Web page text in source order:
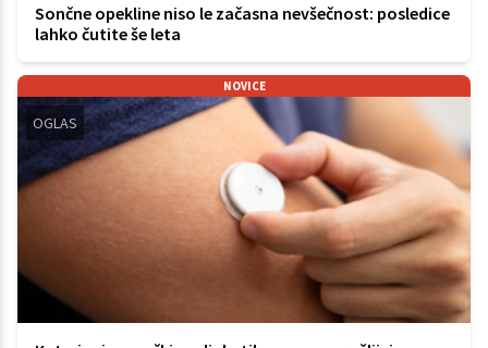
Sončne opekline niso le začasna nevšečnost: posledice
lahko čutite še leta
NOVICE
OGLAS